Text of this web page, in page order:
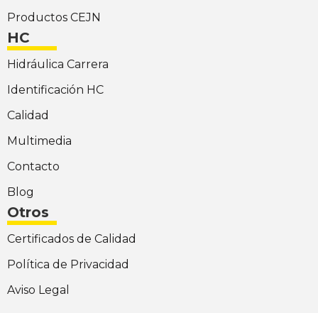
Productos CEJN
HC
Hidráulica Carrera
Identificación HC
Calidad
Multimedia
Contacto
Blog
Otros
Certificados de Calidad
Política de Privacidad
Aviso Legal